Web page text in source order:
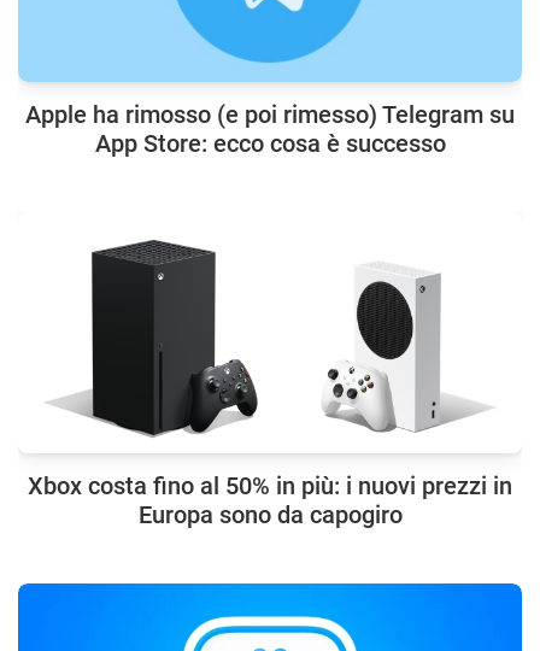
Apple ha rimosso (e poi rimesso) Telegram su
App Store: ecco cosa è successo
Xbox costa fino al 50% in più: i nuovi prezzi in
Europa sono da capogiro